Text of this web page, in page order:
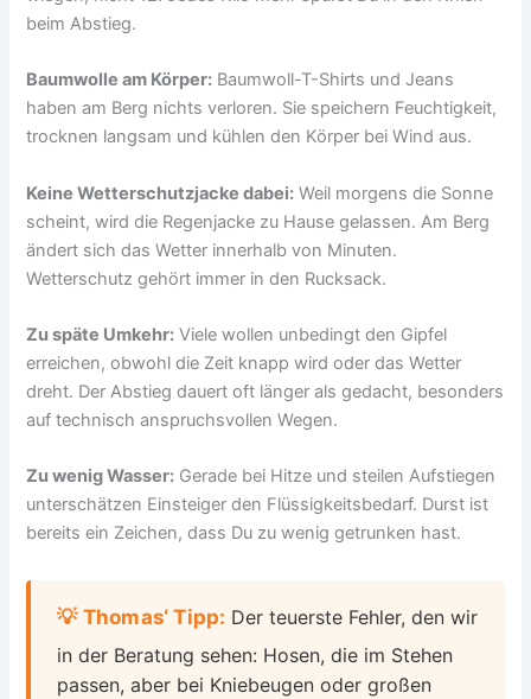
beim Abstieg.
Baumwolle am Körper: Baumwoll-T-Shirts und Jeans
haben am Berg nichts verloren. Sie speichern Feuchtigkeit,
trocknen langsam und kühlen den Körper bei Wind aus.
Keine Wetterschutzjacke dabei: Weil morgens die Sonne
scheint, wird die Regenjacke zu Hause gelassen. Am Berg
ändert sich das Wetter innerhalb von Minuten.
Wetterschutz gehört immer in den Rucksack.
Zu späte Umkehr: Viele wollen unbedingt den Gipfel
erreichen, obwohl die Zeit knapp wird oder das Wetter
dreht. Der Abstieg dauert oft länger als gedacht, besonders
auf technisch anspruchsvollen Wegen.
Zu wenig Wasser: Gerade bei Hitze und steilen Aufstiegen
unterschätzen Einsteiger den Flüssigkeitsbedarf. Durst ist
bereits ein Zeichen, dass Du zu wenig getrunken hast.
💡 Thomas‘ Tipp: Der teuerste Fehler, den wir
in der Beratung sehen: Hosen, die im Stehen
passen, aber bei Kniebeugen oder großen